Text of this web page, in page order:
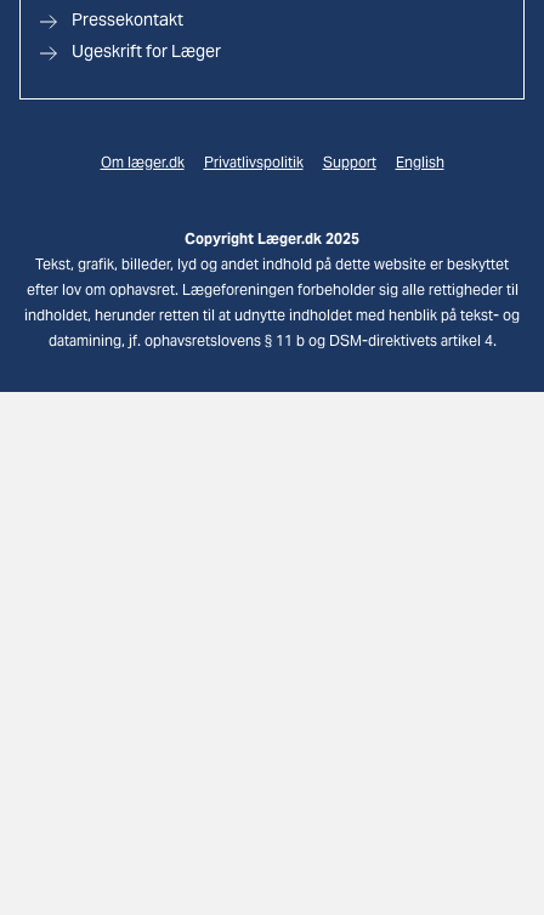
Pressekontakt
Ugeskrift for Læger
Om læger.dk Privatlivspolitik Support English
Copyright Læger.dk 2025
Tekst, grafik, billeder, lyd og andet indhold på dette website er beskyttet
efter lov om ophavsret. Lægeforeningen forbeholder sig alle rettigheder til
indholdet, herunder retten til at udnytte indholdet med henblik på tekst- og
datamining, jf. ophavsretslovens § 11 b og DSM-direktivets artikel 4.